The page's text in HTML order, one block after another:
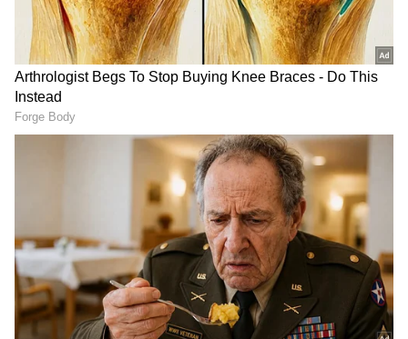
Image Credit :Vijayalakshmi Darshan
ಭಾವುಕ ಪೋಸ್ಟ್ ಹಾಕಿ ವಿಜಯಲಕ್ಷ್ಮಿ ಕಣ್ಣೀರು
ದರ್ಶನ್ ನೆನಪಿನಲ್ಲಿ ಕೊರಗುತ್ತಿರುವ ಪತ್ನಿ ವಿಜಯಲಕ್ಷ್ಮಿ
ಸೋಶಿಯಲ್ ಮೀಡಿಯಾದಲ್ಲಿ ಭಾವುಕ ಪೋಸ್ಟ್ ಹಾಕಿದ್ದಾರೆ.
ನಟ ದರ್ಶನ್ ಫೋಟೋ ಹಾಕಿ ಹಾರ್ಟ್ ಬ್ರೇಕ್ ಇಮೋಜಿ
ಹಾಕಿ ಕಣ್ಣೀರಿಟ್ಟಿದ್ದಾರೆ. ಪತಿಯ ಬಿಡುಗಡೆಗಾಗಿ ಪತ್ನಿ
ವಿಜಯಲಕ್ಷ್ಮಿ ತೀವ್ರ ಹೋರಾಟ ನಡೆಸಿದ್ದರು. ಆದರೆ ಈ
ಹೋರಾಟಗಳಿಗೆ ಫಲ ಸಿಗಲಿಲ್ಲ.